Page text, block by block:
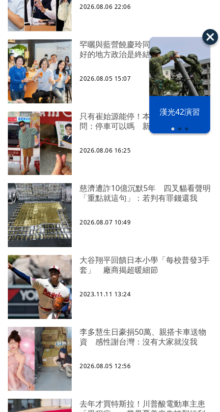
漢光42演習
2026.08.06 22:06
罕曬與藍營饒慶玲同框照 蔡英文：
好的地方政治是終結對立、彼此接力
2026.08.05 15:07
只有崔始源能停！本尊好奇找上門親
問：停車可以嗎 新北店員粉樂壞
2026.08.06 16:25
慈濟遭詐10億沉默5年 四叉貓看聲明
「重點就這句」：若判有罪錢還我
2026.08.07 10:49
大谷翔平回饋日本小學「每校普發3手
套」 廠商揭超暖細節
2023.11.11 13:24
李多慧生日豪捐50萬、親搭卡車送物
資 感性謝台灣：沒有大家就沒我
2026.08.05 12:56
去年才買特斯拉！川普酸電動車主患